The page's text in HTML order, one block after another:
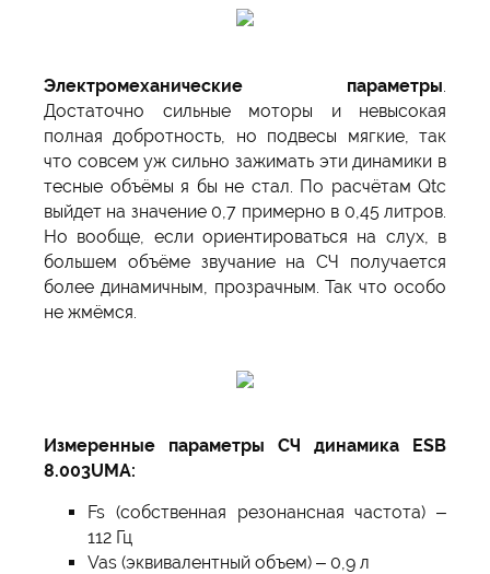
Электромеханические параметры
Достаточно сильные моторы и невысокая
полная добротность, но подвесы мягкие, так
что совсем уж сильно зажимать эти динамики в
тесные объёмы я бы не стал. По расчётам Qtc
выйдет на значение 0,7 примерно в 0,45 литров.
Но вообще, если ориентироваться на слух, в
большем объёме звучание на СЧ получается
более динамичным, прозрачным. Так что особо
не жмёмся.
Измеренные параметры СЧ динамика ESB
8.003UMA:
Fs (собственная резонансная частота) –
112 Гц
Vas (эквивалентный объем) – 0,9 л